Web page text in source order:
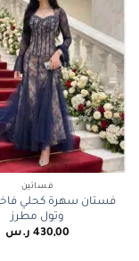
فساتين
فستان سهرة كحلي فاخر
وتول مطرز
430,00 ر.س